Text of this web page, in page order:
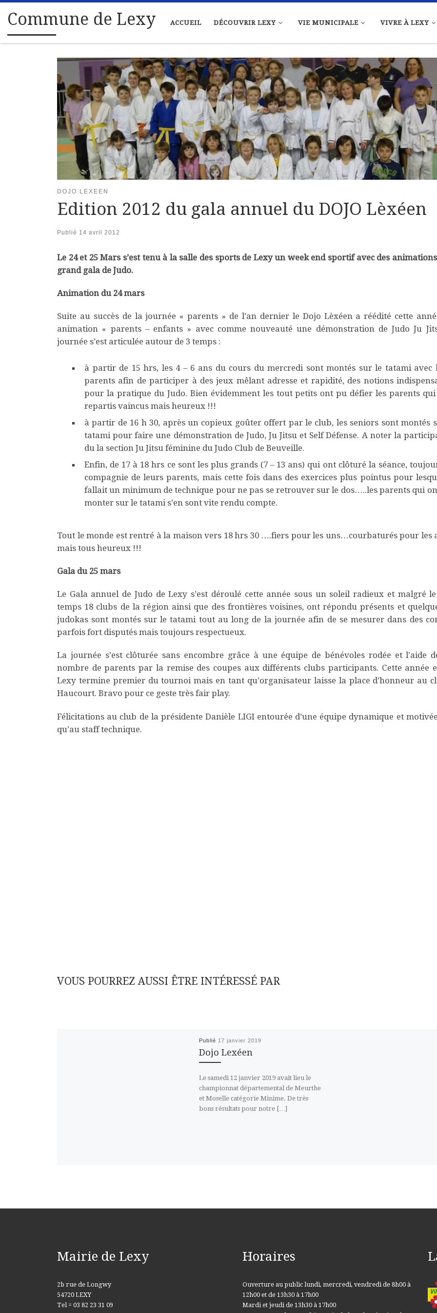
Passer au contenu
Commune de Lexy ACCUEIL DÉCOUVRIR LEXY VIE MUNICIPALE VIVRE À LEXY
DOJO LEXEEN
Edition 2012 du gala annuel du DOJO Lèxéen
Publié 14 avril 2012
Le 24 et 25 Mars s’est tenu à la salle des sports de Lexy un week end sportif avec des
grand gala de Judo.
Animation du 24 mars
Suite au succès de la journée « parents » de l’an dernier le Dojo Lèxéen a réédité cette
animation « parents – enfants » avec comme nouveauté une démonstration de Judo Ju
journée s’est articulée autour de 3 temps :
à partir de 15 hrs, les 4 – 6 ans du cours du mercredi sont montés sur le tatami avec
parents afin de participer à des jeux mêlant adresse et rapidité, des notions
pour la pratique du Judo. Bien évidemment les tout petits ont pu défier les parents
repartis vaincus mais heureux !!!
à partir de 16 h 30, après un copieux goûter offert par le club, les seniors sont montés
tatami pour faire une démonstration de Judo, Ju Jitsu et Self Défense. A noter la
du la section Ju Jitsu féminine du Judo Club de Beuveille.
Enfin, de 17 à 18 hrs ce sont les plus grands (7 – 13 ans) qui ont clôturé la séance,
compagnie de leurs parents, mais cette fois dans des exercices plus pointus pour
fallait un minimum de technique pour ne pas se retrouver sur le dos…..les parents qui
monter sur le tatami s’en sont vite rendu compte.
Tout le monde est rentré à la maison vers 18 hrs 30 ….fiers pour les uns…courbaturés pour les
mais tous heureux !!!
Gala du 25 mars
Le Gala annuel de Judo de Lexy s’est déroulé cette année sous un soleil radieux et malgré
temps 18 clubs de la région ainsi que des frontières voisines, ont répondu présents et
judokas sont montés sur le tatami tout au long de la journée afin de se mesurer dans des
parfois fort disputés mais toujours respectueux.
La journée s’est clôturée sans encombre grâce à une équipe de bénévoles rodée et l’aide
nombre de parents par la remise des coupes aux différents clubs participants. Cette année
Lexy termine premier du tournoi mais en tant qu’organisateur laisse la place d’honneur au
Haucourt. Bravo pour ce geste très fair play.
Félicitations au club de la présidente Danièle LIGI entourée d’une équipe dynamique et
qu’au staff technique.
VOUS POURREZ AUSSI ÊTRE INTÉRESSÉ PAR
Publié 17 janvier 2019
Dojo Lexéen
Le samedi 12 janvier 2019 avait lieu le
championnat départemental de Meurthe
et Moselle catégorie Minime. De très
bons résultats pour notre […]
Mairie de Lexy
2b rue de Longwy
54720 LEXY
Tel = 03 82 23 31 09
Horaires
Ouverture au public lundi, mercredi, vendredi de 8h00 à
12h00 et de 13h30 à 17h00
Mardi et jeudi de 13h30 à 17h00